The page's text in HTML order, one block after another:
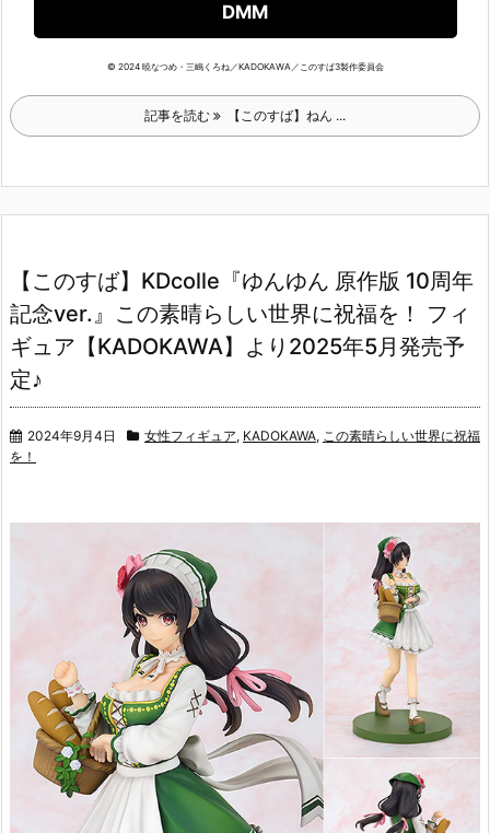
DMM
© 2024 暁なつめ・三嶋くろね／KADOKAWA／このすば3製作委員会
記事を読む 【このすば】ねん ...
【このすば】KDcolle『ゆんゆん 原作版 10周年
記念ver.』この素晴らしい世界に祝福を！ フィ
ギュア【KADOKAWA】より2025年5月発売予
定♪
2024年9月4日 女性フィギュア, KADOKAWA, この素晴らしい世界に祝福
を！